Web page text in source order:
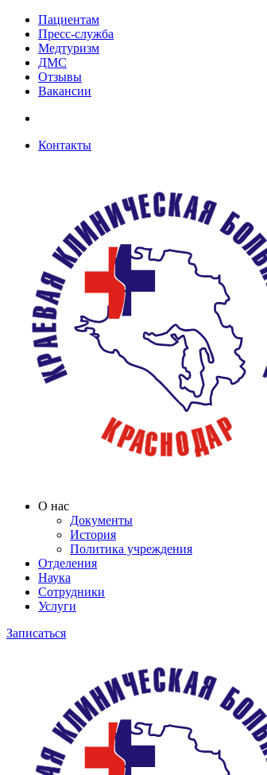
Пациентам
Пресс-служба
Медтуризм
ДМС
Отзывы
Вакансии
Контакты
О нас
Документы
История
Политика учреждения
Отделения
Наука
Сотрудники
Услуги
Записаться